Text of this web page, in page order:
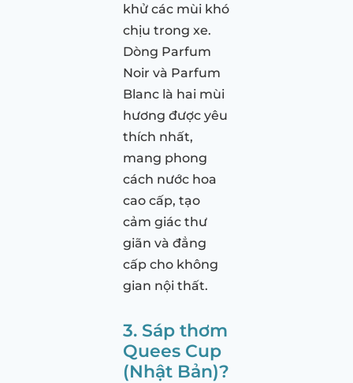
khử các mùi khó
chịu trong xe.
Dòng Parfum
Noir và Parfum
Blanc là hai mùi
hương được yêu
thích nhất,
mang phong
cách nước hoa
cao cấp, tạo
cảm giác thư
giãn và đẳng
cấp cho không
gian nội thất.
3. Sáp thơm
Quees Cup
(Nhật Bản)?